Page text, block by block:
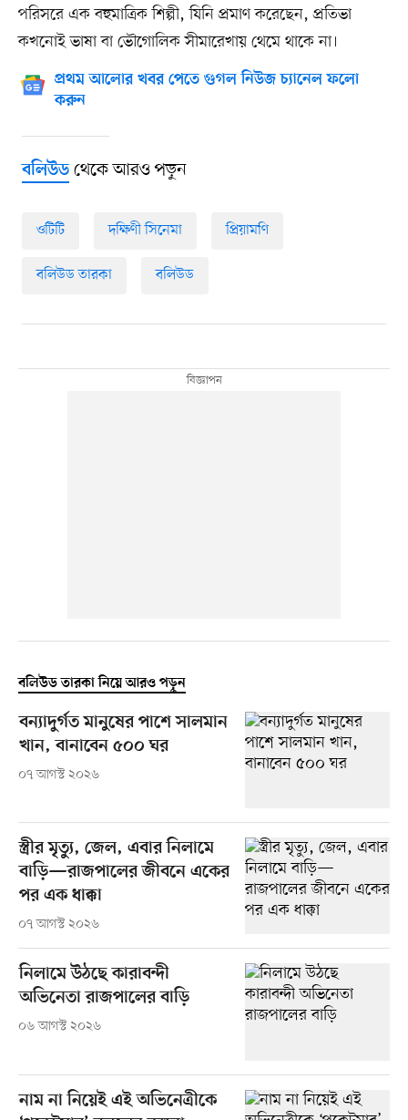
পরিসরে এক বহুমাত্রিক শিল্পী, যিনি প্রমাণ করেছেন, প্রতিভা
কখনোই ভাষা বা ভৌগোলিক সীমারেখায় থেমে থাকে না।
প্রথম আলোর খবর পেতে গুগল নিউজ চ্যানেল ফলো
করুন
বলিউডথেকে আরও পড়ুন
ওটিটি দক্ষিণী সিনেমা প্রিয়ামণি
বলিউড তারকা বলিউড
বলিউড তারকা নিয়ে আরও পড়ুন
বন্যাদুর্গত মানুষের পাশে সালমান
খান, বানাবেন ৫০০ ঘর
০৭ আগস্ট ২০২৬
স্ত্রীর মৃত্যু, জেল, এবার নিলামে
বাড়ি—রাজপালের জীবনে একের
পর এক ধাক্কা
০৭ আগস্ট ২০২৬
নিলামে উঠছে কারাবন্দী
অভিনেতা রাজপালের বাড়ি
০৬ আগস্ট ২০২৬
নাম না নিয়েই এই অভিনেত্রীকে